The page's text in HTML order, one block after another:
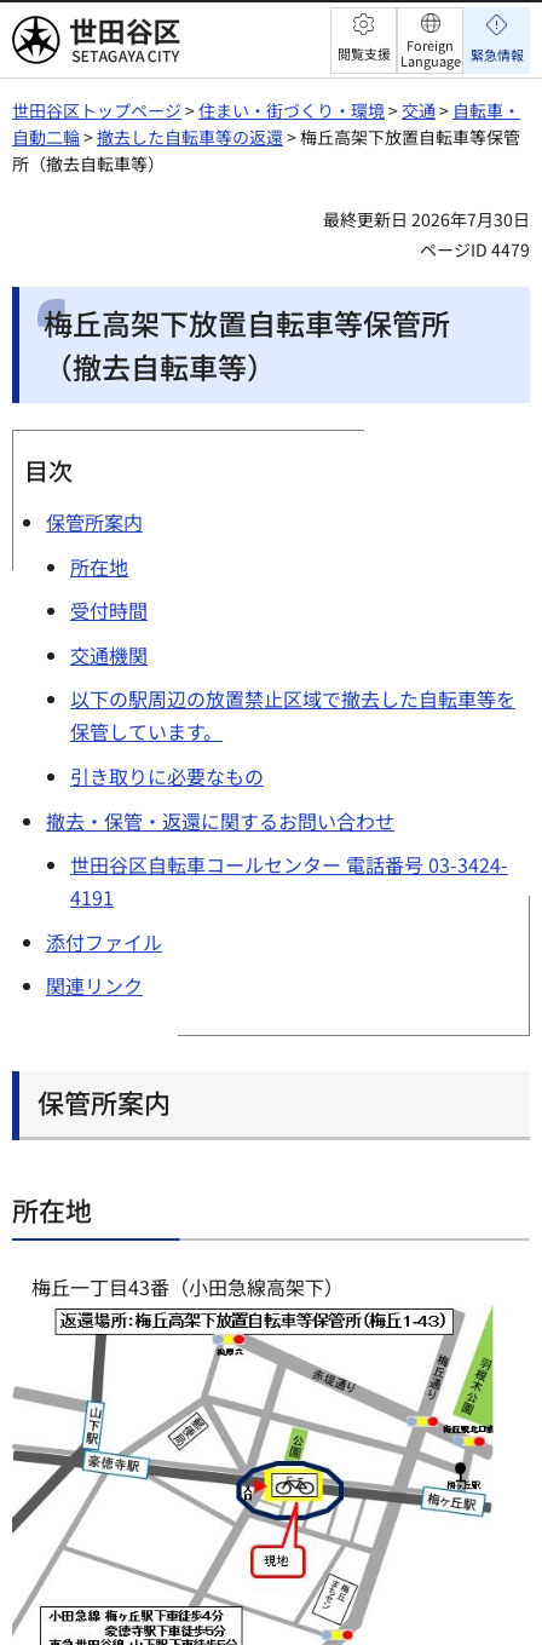
世田谷区 閲覧支援
Foreign
Language 緊急情報
世田谷区トップページ >住まい・街づくり・環境>交通> 自転車・
自動二輪>撤去した自転車等の返還> 梅丘高架下放置自転車等保管
所（撤去自転車等）
最終更新日 2026年7月30日
ページID 4479
梅丘高架下放置自転車等保管所
（撤去自転車等）
目次
保管所案内
所在地
受付時間
交通機関
以下の駅周辺の放置禁止区域で撤去した自転車等を
保管しています。
引き取りに必要なもの
撤去・保管・返還に関するお問い合わせ
世田谷区自転車コールセンター 電話番号 03-3424-
4191
添付ファイル
関連リンク
保管所案内
所在地
梅丘一丁目43番（小田急線高架下）